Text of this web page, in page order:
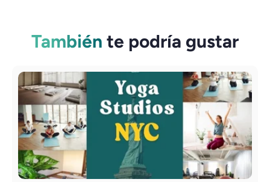
También te podría gustar